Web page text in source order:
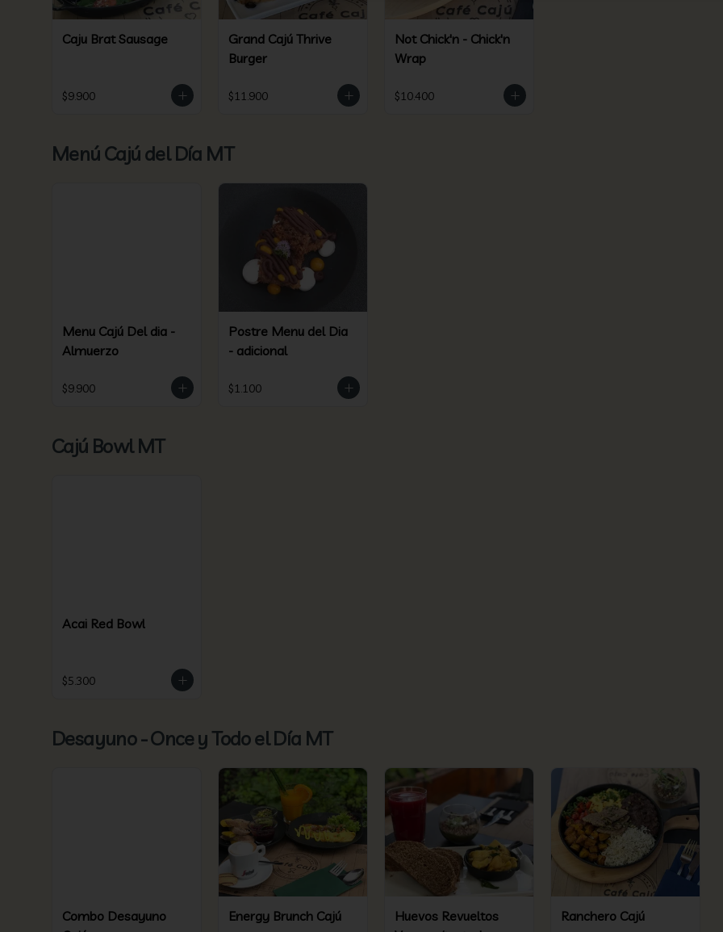
Caju Brat Sausage
$9.900
Grand Cajú Thrive
Burger
$11.900
Not Chick'n - Chick'n
Wrap
$10.400
Menú Cajú del Día MT
Menu Cajú Del dia -
Almuerzo
$9.900
Postre Menu del Dia
- adicional
$1.100
Cajú Bowl MT
Acai Red Bowl
$5.300
Desayuno - Once y Todo el Día MT
Combo Desayuno
Energy Brunch Cajú
Huevos Revueltos
Ranchero Cajú